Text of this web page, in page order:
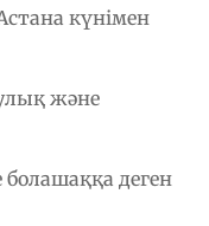
күнімен
және
деген